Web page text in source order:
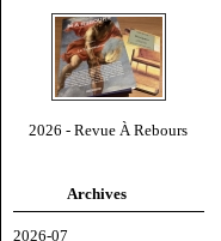
2026 - Revue À Rebours
Archives
2026-07